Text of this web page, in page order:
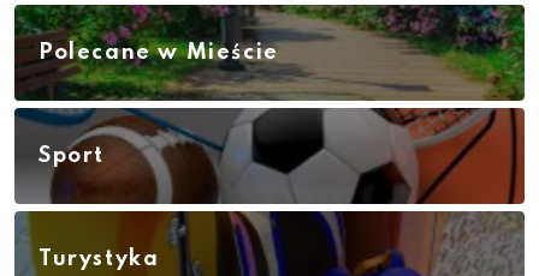
Polecane w Mieście
Sport
Turystyka